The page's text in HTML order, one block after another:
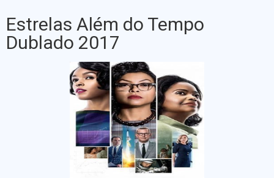
Estrelas Além do Tempo
Dublado 2017